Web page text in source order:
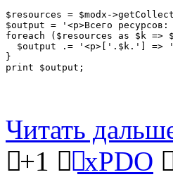
$resources = $modx-
$output = '<p>Всего
foreach ($resources as $k =>
$output .= '<p>['.$k.'] =>
}
print $output;
Читать
+1
xPDO